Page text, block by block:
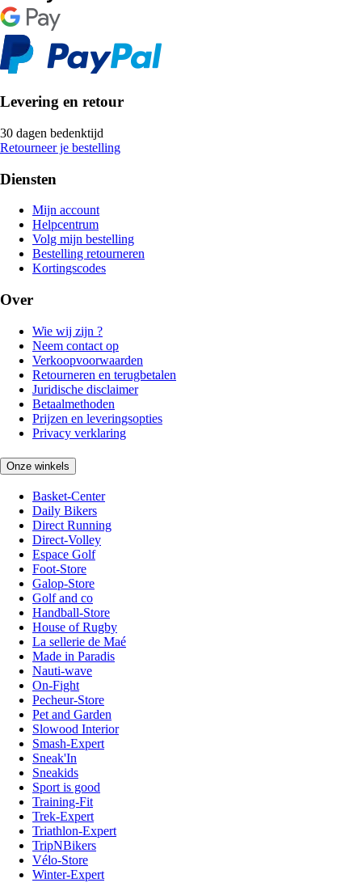
Levering en retour
30 dagen bedenktijd
Retourneer je bestelling
Diensten
Mijn account
Helpcentrum
Volg mijn bestelling
Bestelling retourneren
Kortingscodes
Over
Wie wij zijn ?
Neem contact op
Verkoopvoorwaarden
Retourneren en terugbetalen
Juridische disclaimer
Betaalmethoden
Prijzen en leveringsopties
Privacy verklaring
Onze winkels
Basket-Center
Daily Bikers
Direct Running
Direct-Volley
Espace Golf
Foot-Store
Galop-Store
Golf and co
Handball-Store
House of Rugby
La sellerie de Maé
Made in Paradis
Nauti-wave
On-Fight
Pecheur-Store
Pet and Garden
Slowood Interior
Smash-Expert
Sneak'In
Sneakids
Sport is good
Training-Fit
Trek-Expert
Triathlon-Expert
TripNBikers
Vélo-Store
Winter-Expert